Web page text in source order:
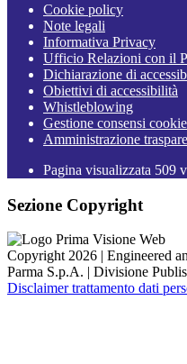
Cookie policy
Note legali
Informativa Privacy
Ufficio Relazioni con il
Dichiarazione di
Obiettivi di accessibilità
Whistleblowing
Gestione consensi cookie
Amministrazione
Pagina visualizzata 509
Sezione Copyright
Copyright 2026 | Engineered
Parma S.p.A. | Divisione
Disclaimer trattamento dati